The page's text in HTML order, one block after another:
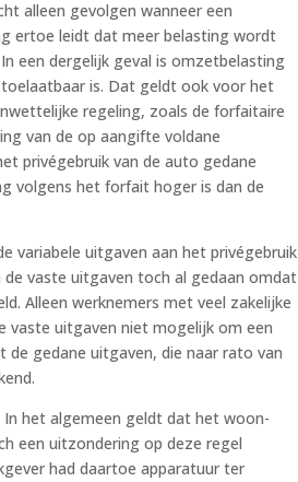
alleen gevolgen wanneer een
ertoe leidt dat meer belasting wordt
een dergelijk geval is omzetbelasting
is. Dat geldt ook voor het
regeling, zoals de forfaitaire
van de op aangifte voldane
privégebruik van de auto gedane
volgens het forfait hoger is dan de
variabele uitgaven aan het privégebruik
vaste uitgaven toch al gedaan omdat
Alleen werknemers met veel zakelijke
vaste uitgaven niet mogelijk om een
gedane uitgaven, die naar rato van
In het algemeen geldt dat het woon-
een uitzondering op deze regel
had daartoe apparatuur ter